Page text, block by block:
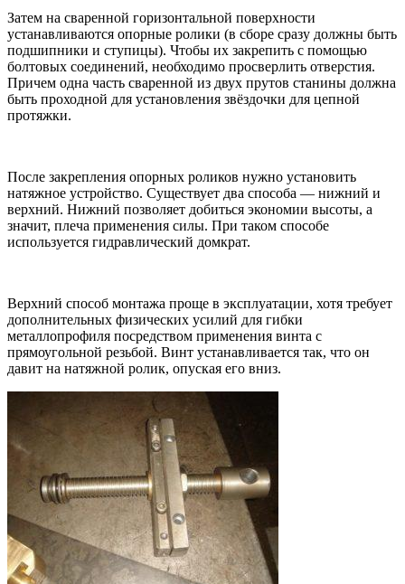
Затем на сваренной горизонтальной поверхности
устанавливаются опорные ролики (в сборе сразу должны быть
подшипники и ступицы). Чтобы их закрепить с помощью
болтовых соединений, необходимо просверлить отверстия.
Причем одна часть сваренной из двух прутов станины должна
быть проходной для установления звёздочки для цепной
протяжки.
После закрепления опорных роликов нужно установить
натяжное устройство. Существует два способа — нижний и
верхний. Нижний позволяет добиться экономии высоты, а
значит, плеча применения силы. При таком способе
используется гидравлический домкрат.
Верхний способ монтажа проще в эксплуатации, хотя требует
дополнительных физических усилий для гибки
металлопрофиля посредством применения винта с
прямоугольной резьбой. Винт устанавливается так, что он
давит на натяжной ролик, опуская его вниз.